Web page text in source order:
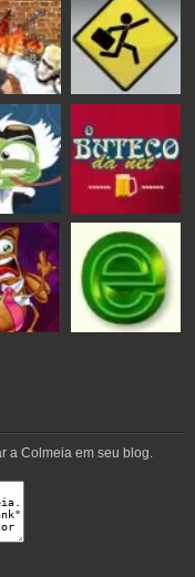
a Colmeia em seu blog.